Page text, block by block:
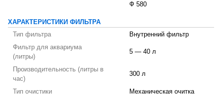
Ф 580
ХАРАКТЕРИСТИКИ ФИЛЬТРА
Тип фильтра
Внутренний фильтр
Фильтр для аквариума
(литры)
5 — 40 л
Производительность (литры в
час)
300 л
Тип очистики
Механическая очитка